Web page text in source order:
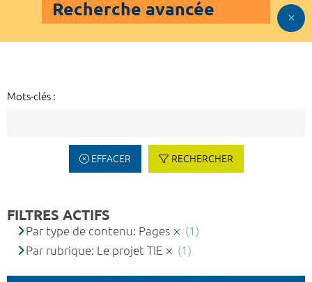
Recherche avancée
Mots-clés :
EFFACER RECHERCHER
FILTRES ACTIFS
Par type de contenu: Pages
(1)
Par rubrique: Le projet TIE
(1)